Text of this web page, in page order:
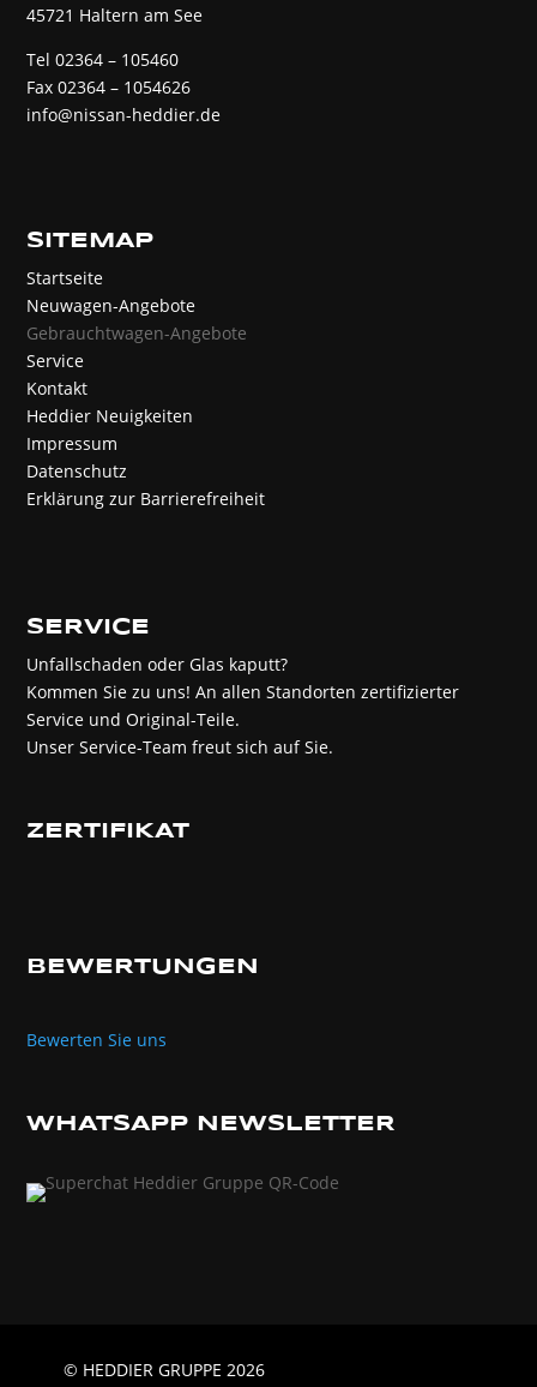
45721 Haltern am See
Tel 02364 – 105460
Fax 02364 – 1054626
info@nissan-heddier.de
SITEMAP
Startseite
Neuwagen-Angebote
Gebrauchtwagen-Angebote
Service
Kontakt
Heddier Neuigkeiten
Impressum
Datenschutz
Erklärung zur Barrierefreiheit
SERVICE
Unfallschaden oder Glas kaputt?
Kommen Sie zu uns! An allen Standorten zertifizierter
Service und Original-Teile.
Unser Service-Team freut sich auf Sie.
ZERTIFIKAT
BEWERTUNGEN
Bewerten Sie uns
WHATSAPP NEWSLETTER
© HEDDIER GRUPPE 2026